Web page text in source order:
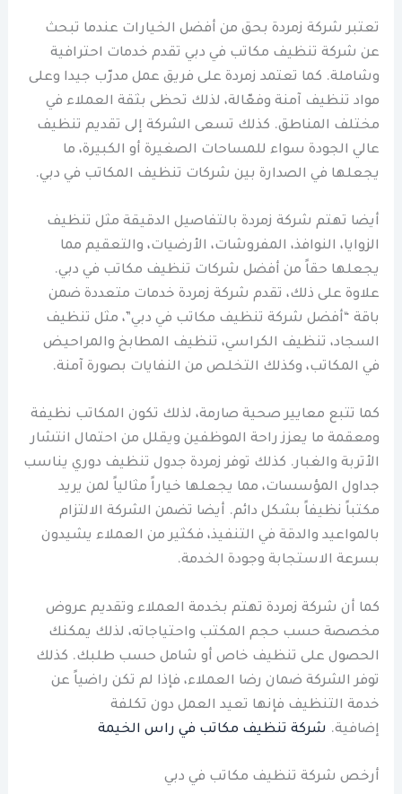
تعتبر شركة زمردة بحق من أفضل الخيارات عندما تبحث
عن شركة تنظيف مكاتب في دبي تقدم خدمات احترافية
وشاملة. كما تعتمد زمردة على فريق عمل مدرّب جيدا وعلى
مواد تنظيف آمنة وفعّالة، لذلك تحظى بثقة العملاء في
مختلف المناطق. كذلك تسعى الشركة إلى تقديم تنظيف
عالي الجودة سواء للمساحات الصغيرة أو الكبيرة، ما
يجعلها في الصدارة بين شركات تنظيف المكاتب في دبي.
أيضا تهتم شركة زمردة بالتفاصيل الدقيقة مثل تنظيف
الزوايا، النوافذ، المفروشات، الأرضيات، والتعقيم مما
يجعلها حقاً من أفضل شركات تنظيف مكاتب في دبي.
علاوة على ذلك، تقدم شركة زمردة خدمات متعددة ضمن
باقة “أفضل شركة تنظيف مكاتب في دبي”، مثل تنظيف
السجاد، تنظيف الكراسي، تنظيف المطابخ والمراحيض
في المكاتب، وكذلك التخلص من النفايات بصورة آمنة.
كما تتبع معايير صحية صارمة، لذلك تكون المكاتب نظيفة
ومعقمة ما يعزز راحة الموظفين ويقلل من احتمال انتشار
الأتربة والغبار. كذلك توفر زمردة جدول تنظيف دوري يناسب
جداول المؤسسات، مما يجعلها خياراً مثالياً لمن يريد
مكتباً نظيفاً بشكل دائم. أيضا تضمن الشركة الالتزام
بالمواعيد والدقة في التنفيذ، فكثير من العملاء يشيدون
بسرعة الاستجابة وجودة الخدمة.
كما أن شركة زمردة تهتم بخدمة العملاء وتقديم عروض
مخصصة حسب حجم المكتب واحتياجاته، لذلك يمكنك
الحصول على تنظيف خاص أو شامل حسب طلبك. كذلك
توفر الشركة ضمان رضا العملاء، فإذا لم تكن راضياً عن
خدمة التنظيف فإنها تعيد العمل دون تكلفة
إضافية. شركة تنظيف مكاتب في راس الخيمة
أرخص شركة تنظيف مكاتب في دبي